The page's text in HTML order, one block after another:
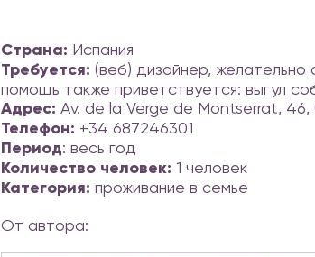
Страна: Испания
Требуется: (веб) дизайнер,
помощь также приветствуется: выгул
Адрес: Av. de la Verge de Montserrat,
Телефон: +34 687246301
Период: весь год
Количество человек: 1 человек
Категория: проживание в семье
От автора: